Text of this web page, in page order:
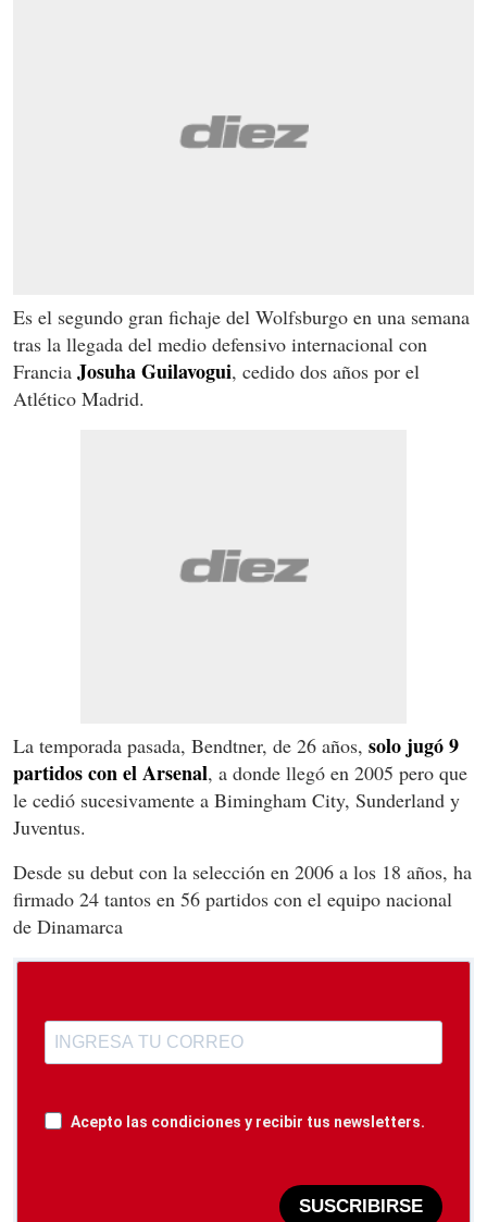
Es el segundo gran fichaje del Wolfsburgo en una semana
tras la llegada del medio defensivo internacional con
Francia Josuha Guilavogui, cedido dos años por el
Atlético Madrid.
La temporada pasada, Bendtner, de 26 años, solo jugó 9
partidos con el Arsenal, a donde llegó en 2005 pero que
le cedió sucesivamente a Bimingham City, Sunderland y
Juventus.
Desde su debut con la selección en 2006 a los 18 años, ha
firmado 24 tantos en 56 partidos con el equipo nacional
de Dinamarca
Acepto las condiciones y recibir tus newsletters.
SUSCRIBIRSE